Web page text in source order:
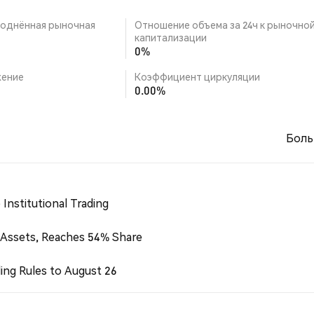
рыночная
Отношение объема за 24ч к
капитализации
0%
Коэффициент циркуляции
0.00%
Institutional Trading
Reaches 54% Share
Rules to August 26